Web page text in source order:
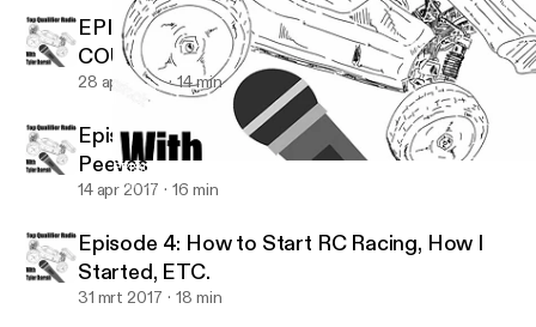
EPISODE 6: IS IT THE FINAL
Top Qualifier Radio
EPISODE 6: IS IT THE FINAL
COUNTDOWN?????....DENERNEWNEW
28 apr 2017 14 min
Episode 5: Flyin' Solo, My Biggest RC Pet
Peeves
14 apr 2017 16 min
Episode 4: How to Start RC Racing, How I
Started, ETC.
31 mrt 2017 18 min